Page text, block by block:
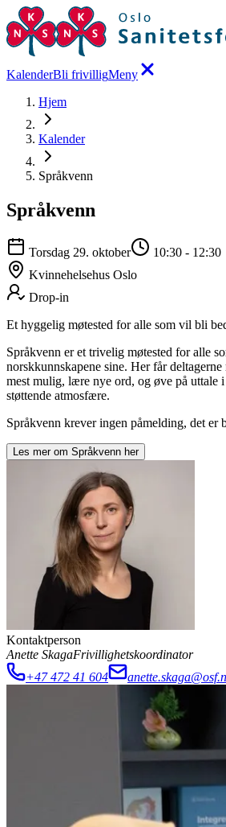
KalenderBli frivilligMeny
Hjem
Kalender
Språkvenn
Språkvenn
Torsdag 29. oktober 10:30 - 12:30
Kvinnehelsehus Oslo
Drop-in
Et hyggelig møtested for alle som vil bli
Språkvenn er et trivelig møtested for alle
norskkunnskapene sine. Her får
mest mulig, lære nye ord, og øve på uttale
støttende atmosfære.
Språkvenn krever ingen påmelding, det er
Les mer om Språkvenn her
Kontaktperson
Anette SkagaFrivillighetskoordinator
+47 472 41 604